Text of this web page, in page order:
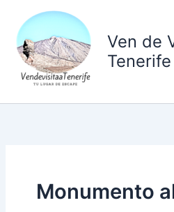
contenido
Ven de
Tenerife
Monumento